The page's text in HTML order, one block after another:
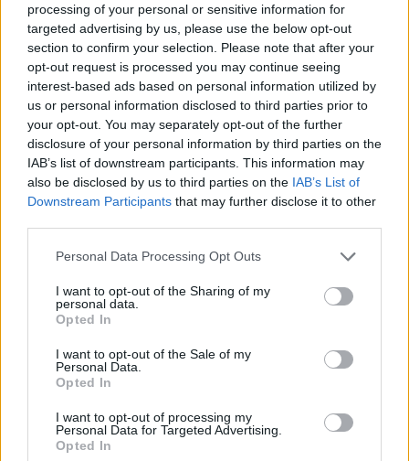
processing of your personal or sensitive information for
targeted advertising by us, please use the below opt-out
section to confirm your selection. Please note that after your
opt-out request is processed you may continue seeing
interest-based ads based on personal information utilized by
us or personal information disclosed to third parties prior to
your opt-out. You may separately opt-out of the further
disclosure of your personal information by third parties on the
IAB’s list of downstream participants. This information may
also be disclosed by us to third parties on the IAB’s List of
Downstream Participants that may further disclose it to other
Please note that this website/app uses one or more Google
not limited to your visit or usage behaviour. You may click to
grant or deny consent to Google and its third-party tags to
use your data for below specified purposes in below Google
consent section.
Personal Data Processing Opt Outs
I want to opt-out of the Sharing of my
personal data.
Opted In
I want to opt-out of the Sale of my
Personal Data.
Opted In
I want to opt-out of processing my
Personal Data for Targeted Advertising.
Opted In
Hallgasd meg a Formula Podcast
legfrissebb adását!
Kövess minket a Facebookon
1 órája